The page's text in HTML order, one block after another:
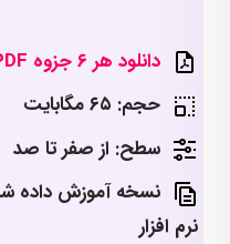
دانلود هر ۶ جزوه PDF
حجم: ۶۵ مگابایت
سطح: از صفر تا صد
نسخه آموزش داده
نرم افزار